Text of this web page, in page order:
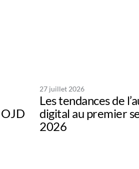
27 juillet 2026
Les tendances de
digital au premier
2026